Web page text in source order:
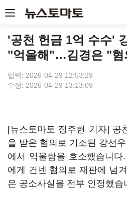
'공천 헌금 1억 수수'
"억울해"…김경은 "혐
입력: 2026-04-29 12:53:29
수정: 2026-04-29 13:13:09
[뉴스토마토 정주현 기자] 공
을 받은 혐의로 기소된 강선
에서 억울함을 호소했습니
에게 건넨 혐의로 재판에 넘
은 공소사실을 전부 인정했습